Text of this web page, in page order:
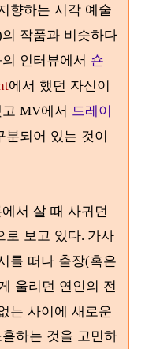
향하는 시각 예술
의 작품과 비슷하다
의 인터뷰에서 숀
에서 했던 자신이
MV에서 드레이
분되어 있는 것이
서 살 때 사귀던
로 보고 있다. 가사
를 떠나 출장(혹은
울리던 연인의 전
는 사이에 새로운
하는 것을 고민하